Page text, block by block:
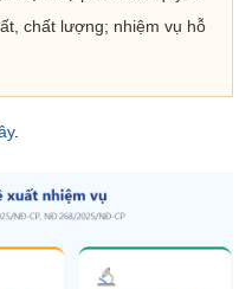
chất lượng; nhiệm vụ hỗ
.